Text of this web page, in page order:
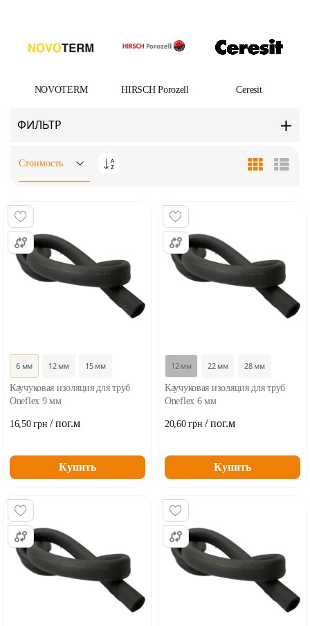
NOVOTERM HIRSCH Porozell Ceresit
ФИЛЬТР
Задать
6 мм 12 мм 15 мм
...
Каучуковая изоляция для труб
Oneflex 9 мм
16,50 грн / пог.м
Купить
12 мм 22 мм 28 мм
...
Каучуковая изоляция для труб
Oneflex 6 мм
20,60 грн / пог.м
Купить
... ...